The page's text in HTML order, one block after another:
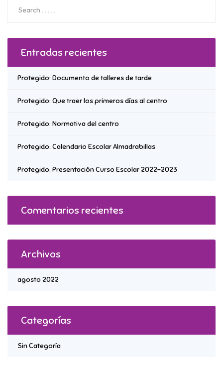
Entradas recientes
Protegido: Documento de talleres de tarde
Protegido: Que traer los primeros días al centro
Protegido: Normativa del centro
Protegido: Calendario Escolar Almadrabillas
Protegido: Presentación Curso Escolar 2022-2023
Comentarios recientes
Archivos
agosto 2022
Categorías
Sin Categoría